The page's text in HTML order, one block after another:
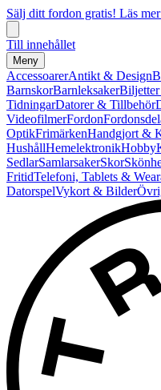
Sälj ditt fordon gratis! Läs
Till innehållet
Meny
AccessoarerAntikt & Design
BarnskorBarnleksaker
TidningarDatorer & Tillbehör
VideofilmerFordon
OptikFrimärkenHandgjort &
HushållHemelektronikHobby
SedlarSamlarsakerSkor
FritidTelefoni, Tablets &
DatorspelVykort & Bilder